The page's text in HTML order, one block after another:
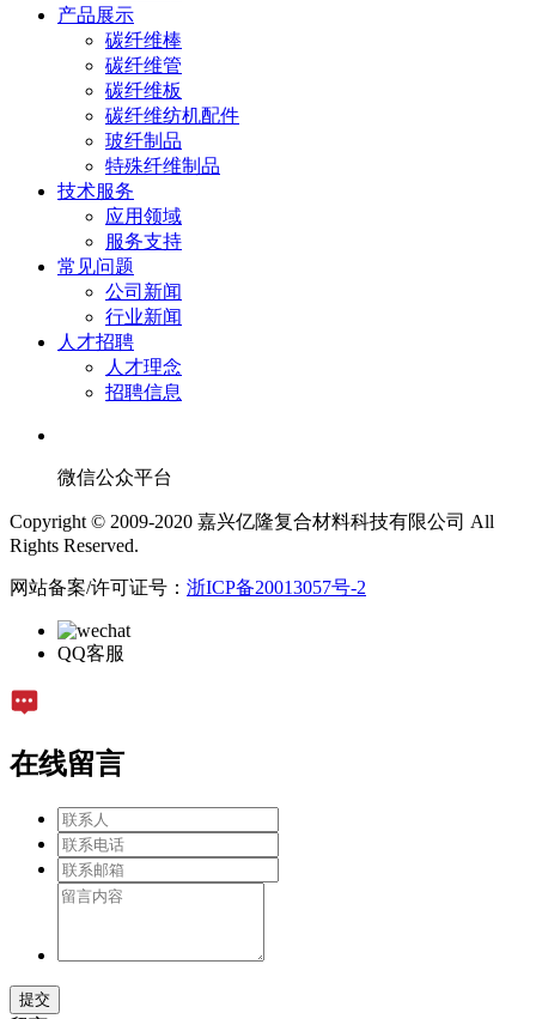
产品展示
碳纤维棒
碳纤维管
碳纤维板
碳纤维纺机配件
玻纤制品
特殊纤维制品
技术服务
应用领域
服务支持
常见问题
公司新闻
行业新闻
人才招聘
人才理念
招聘信息
微信公众平台
Copyright © 2009-2020 嘉兴亿隆复合材料科技有限公司 All
Rights Reserved.
网站备案/许可证号： 浙ICP备20013057号-2
QQ客服
在线留言